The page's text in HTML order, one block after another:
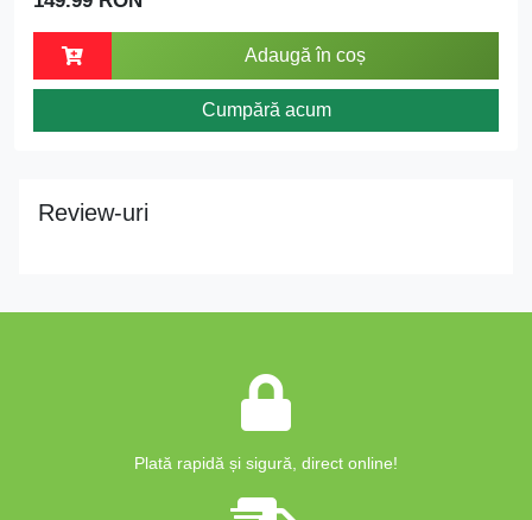
Adaugă în coș
Cumpără acum
Review-uri
Plată rapidă și sigură, direct online!